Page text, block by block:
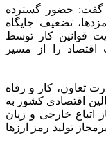
گفت: حضور گسترده
تضعیف جایگاه
قوانین کار توسط
اقتصاد را از مسیر
تعاون، کار و رفاه
اقتصادی کشور به
اتباع خارجی و زیان
تولید رمز ارزها